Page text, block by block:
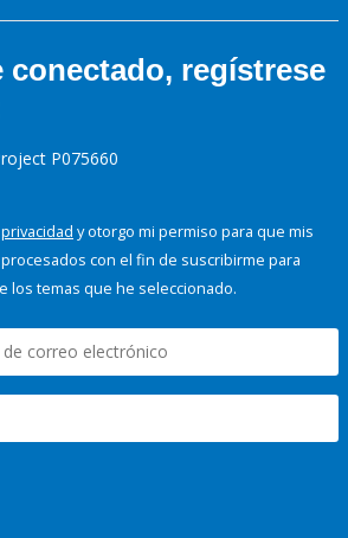
conectado, regístrese
P075660
privacidad y otorgo mi permiso para que mis
con el fin de suscribirme para
los temas que he seleccionado.